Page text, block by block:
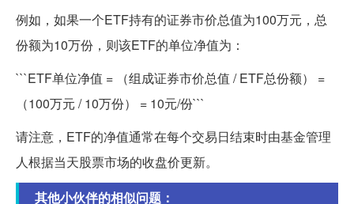
例如，如果一个ETF持有的证券市价总值为100万元，总
份额为10万份，则该ETF的单位净值为：
```ETF单位净值 = （组成证券市价总值 / ETF总份额） =
（100万元 / 10万份） = 10元/份```
请注意，ETF的净值通常在每个交易日结束时由基金管理
人根据当天股票市场的收盘价更新。
其他小伙伴的相似问题：